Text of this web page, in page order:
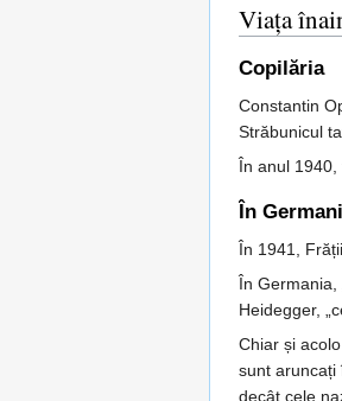
Viața
Copilăria
Constantin
Străbunicul
În anul
În
În 1941,
În Germania,
Heidegger,
Chiar și
sunt aruncați
decât cele